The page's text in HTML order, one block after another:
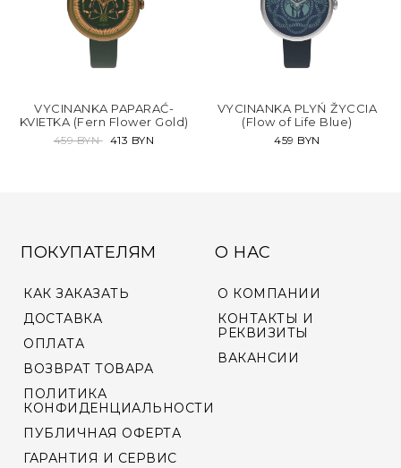
VYCINANKA PAPARAĆ-
KVIETKA (Fern Flower Gold)
459 BYN 413 BYN
VYCINANKA PLYŃ ŽYCCIA
(Flow of Life Blue)
459 BYN
ПОКУПАТЕЛЯМ
КАК ЗАКАЗАТЬ
ДОСТАВКА
ОПЛАТА
ВОЗВРАТ ТОВАРА
ПОЛИТИКА
КОНФИДЕНЦИАЛЬНОСТИ
ПУБЛИЧНАЯ ОФЕРТА
ГАРАНТИЯ И СЕРВИС
О НАС
О КОМПАНИИ
КОНТАКТЫ И
РЕКВИЗИТЫ
ВАКАНСИИ